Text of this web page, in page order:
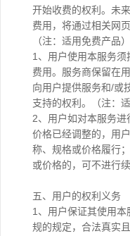
开始收费的权利。未
费用，将通过相关网
（注：适用免费产品）
1、用户使用本服务
费用。服务商保留在
向用户提供服务和/或
支持的权利。（注：
2、用户如对本服务
价格已经调整的，用
称、规格或价格履行
或价格的，可不进行
五、用户的权利义务
1、用户保证其使用
规的规定，合法真实